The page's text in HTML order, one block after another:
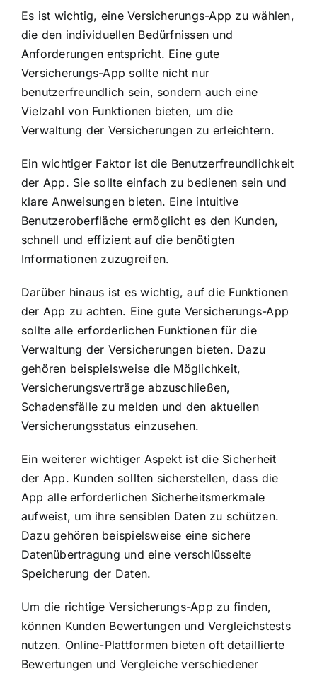
Es ist wichtig, eine Versicherungs-App zu wählen,
die den individuellen Bedürfnissen und
Anforderungen entspricht. Eine gute
Versicherungs-App sollte nicht nur
benutzerfreundlich sein, sondern auch eine
Vielzahl von Funktionen bieten, um die
Verwaltung der Versicherungen zu erleichtern.
Ein wichtiger Faktor ist die Benutzerfreundlichkeit
der App. Sie sollte einfach zu bedienen sein und
klare Anweisungen bieten. Eine intuitive
Benutzeroberfläche ermöglicht es den Kunden,
schnell und effizient auf die benötigten
Informationen zuzugreifen.
Darüber hinaus ist es wichtig, auf die Funktionen
der App zu achten. Eine gute Versicherungs-App
sollte alle erforderlichen Funktionen für die
Verwaltung der Versicherungen bieten. Dazu
gehören beispielsweise die Möglichkeit,
Versicherungsverträge abzuschließen,
Schadensfälle zu melden und den aktuellen
Versicherungsstatus einzusehen.
Ein weiterer wichtiger Aspekt ist die Sicherheit
der App. Kunden sollten sicherstellen, dass die
App alle erforderlichen Sicherheitsmerkmale
aufweist, um ihre sensiblen Daten zu schützen.
Dazu gehören beispielsweise eine sichere
Datenübertragung und eine verschlüsselte
Speicherung der Daten.
Um die richtige Versicherungs-App zu finden,
können Kunden Bewertungen und Vergleichstests
nutzen. Online-Plattformen bieten oft detaillierte
Bewertungen und Vergleiche verschiedener